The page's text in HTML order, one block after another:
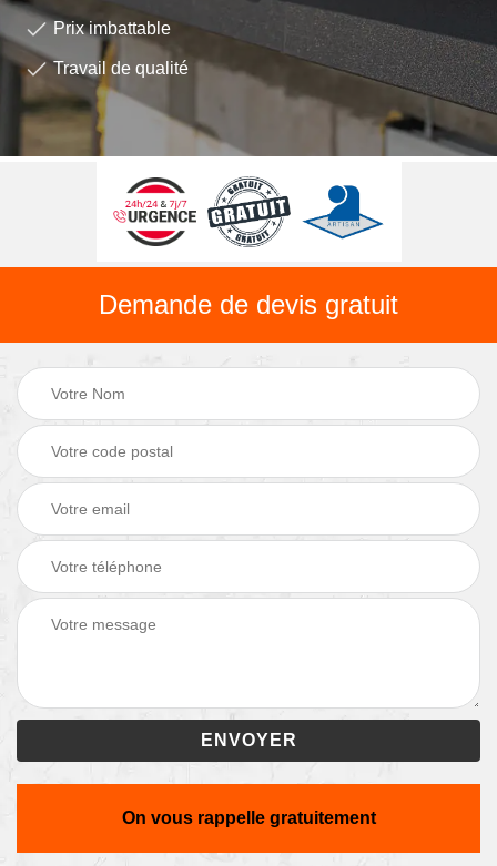
Prix imbattable
Travail de qualité
Demande de devis gratuit
On vous rappelle gratuitement